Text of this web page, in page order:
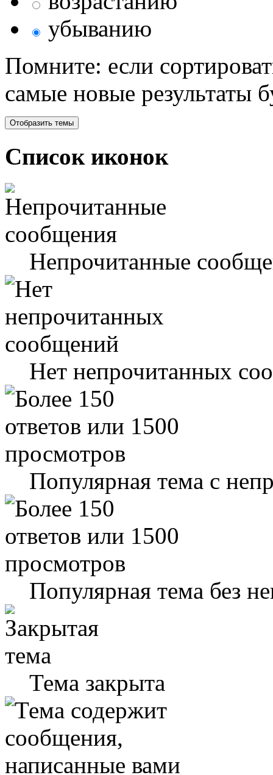
убыванию
Помните: если
самые новые результаты
Список иконок
Непрочитанные
Нет непрочитанных
Популярная тема с
Популярная тема без
Тема закрыта